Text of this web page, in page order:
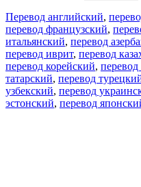
Перевод английский,
перевод французский,
итальянский, перевод
перевод иврит, перевод
перевод корейский, перевод
татарский, перевод
узбекский, перевод
эстонский, перевод